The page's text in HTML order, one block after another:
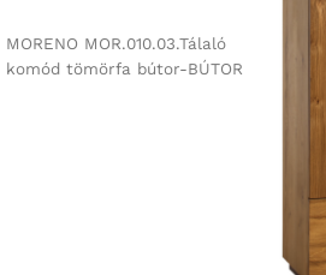
MORENO MOR.010.03.Tálaló
komód tömörfa bútor-BÚTOR